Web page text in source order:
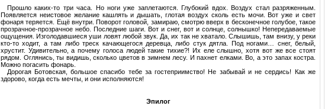
Прошло каких-то три часа. Но ноги уже заплетаются. Глубокий вдох. Воздух стал разряженным.
Появляется неистовое желание кашлять и дышать, глотая воздух сколь есть мочи. Вот уже и свет
фонаря теряется. Ещё внутри. Поворот головой, замираю, смотрю вверх в бесконечное голубое, такое
прозрачное-прозрачное небо. Последние шаги. Вот и снег, вот и солнце, солнышко! Непередаваемые
ощущения. Изголодавшиеся уши ловят любой звук. Да, их так не хватало. Слышишь, там внизу, у реки
кто-то ходит, а там либо треск качающегося деревца, либо стук дятла. Под ногами… снег, белый,
хрустит. Удивительно, а почему голоса людей такие тихие?! Их еле слышно, хотя вот же все стоят
рядом. Оглянись, ты видишь, сколько цветов в зимнем лесу. И пахнет елками. Во, а это запах костра.
Можно погасить фонарь.
Дорогая Ботовская, большое спасибо тебе за гостеприимство! Не забывай и не сердись! Как же
здорово, когда есть мечты, и они исполняются!
Эпилог